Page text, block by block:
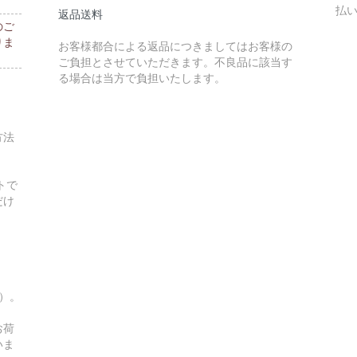
ご
法
で
。
荷
返品送料
お客様都合による返品につきましてはお客様の
ご負担とさせていただきます。不良品に該当す
る場合は当方で負担いたします。
払